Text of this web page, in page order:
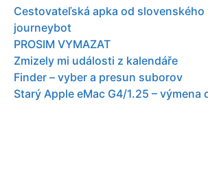
Cestovateľská apka od slovenského
journeybot
PROSIM VYMAZAT
Zmizely mi události z kalendáře
Finder – vyber a presun suborov
Starý Apple eMac G4/1.25 – výmena